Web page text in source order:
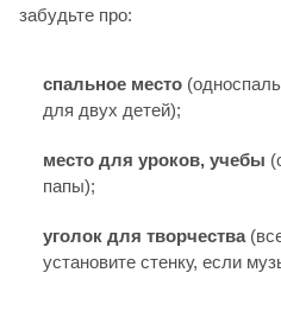
забудьте про:
спальное место
для двух детей);
место для уроков, учебы
папы);
уголок для творчества
установите стенку, если